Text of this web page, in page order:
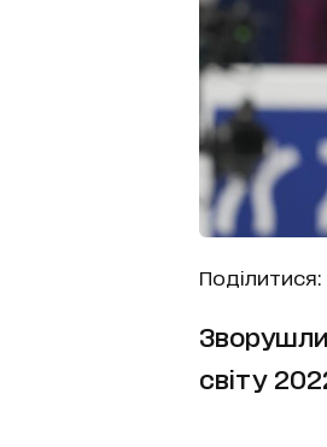
Поділитися:
світу